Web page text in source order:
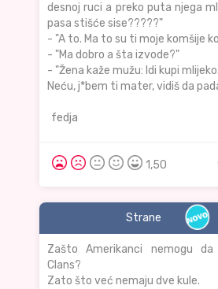
desnoj ruci a preko puta njega
pasa stišće sise?????"
- "A to. Ma to su ti moje komšije
- "Ma dobro a šta izvode?"
- "Žena kaže mužu: Idi kupi
Neću, j*bem ti mater, vidiš da
fedja
1,50
Strane
Zašto Amerikanci nemogu
Clans?
Zato što već nemaju dve kule.